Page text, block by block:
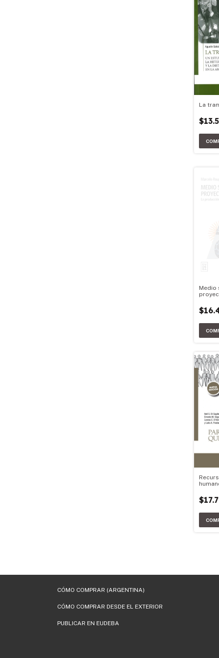
La
Medio
CÓMO COMPRAR (ARGENTINA)
CÓMO COMPRAR DESDE EL EXTERIOR
PUBLICAR EN EUDEBA